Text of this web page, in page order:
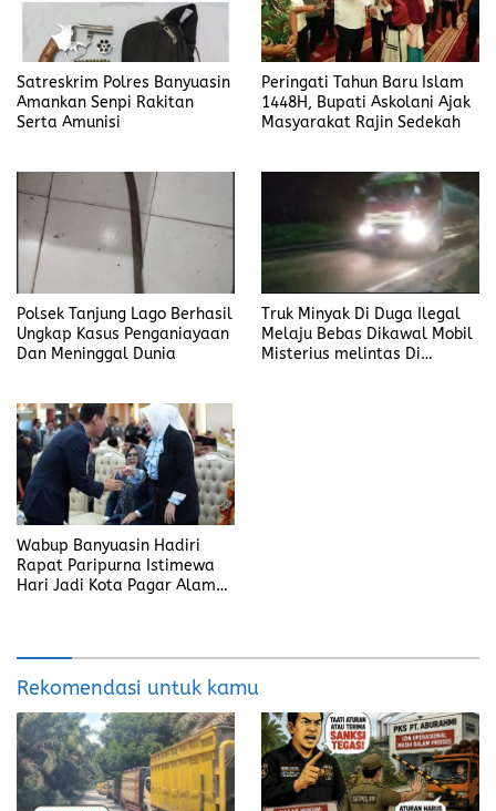
Satreskrim Polres Banyuasin
Amankan Senpi Rakitan
Serta Amunisi
Peringati Tahun Baru Islam
1448H, Bupati Askolani Ajak
Masyarakat Rajin Sedekah
Polsek Tanjung Lago Berhasil
Ungkap Kasus Penganiayaan
Dan Meninggal Dunia
Truk Minyak Di Duga Ilegal
Melaju Bebas Dikawal Mobil
Misterius melintas Di
Wabup Banyuasin Hadiri
Rapat Paripurna Istimewa
Hari Jadi Kota Pagar Alam
Rekomendasi untuk kamu